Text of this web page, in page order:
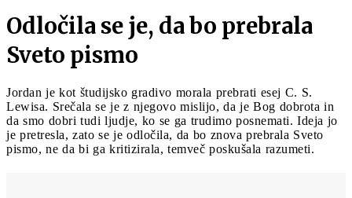
Odločila se je, da bo prebrala
Sveto pismo
Jordan je kot študijsko gradivo morala prebrati esej C. S.
Lewisa. Srečala se je z njegovo mislijo, da je Bog dobrota in
da smo dobri tudi ljudje, ko se ga trudimo posnemati. Ideja jo
je pretresla, zato se je odločila, da bo znova prebrala Sveto
pismo, ne da bi ga kritizirala, temveč poskušala razumeti.